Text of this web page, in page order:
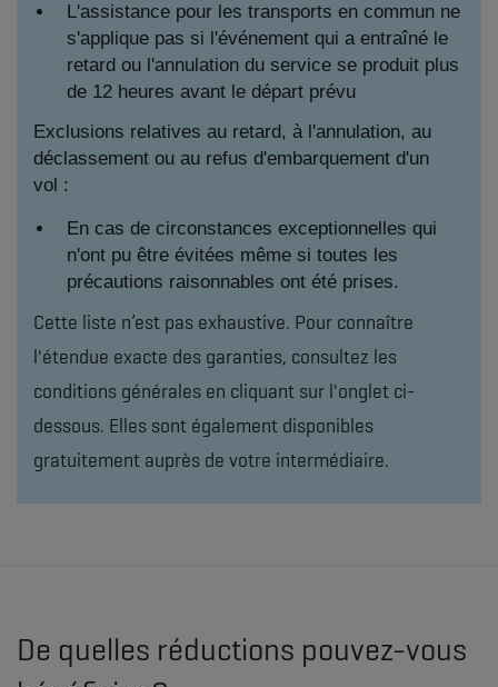
L'assistance pour les transports en commun ne
s'applique pas si l'événement qui a entraîné le
retard ou l'annulation du service se produit plus
de 12 heures avant le départ prévu
Exclusions relatives au retard, à l'annulation, au
déclassement ou au refus d'embarquement d'un
vol :
En cas de circonstances exceptionnelles qui
n'ont pu être évitées même si toutes les
précautions raisonnables ont été prises.
Cette liste n’est pas exhaustive. Pour connaître
l'étendue exacte des garanties, consultez les
conditions générales en cliquant sur l'onglet ci-
dessous. Elles sont également disponibles
gratuitement auprès de votre intermédiaire.
De quelles réductions pouvez-vous